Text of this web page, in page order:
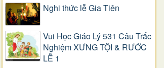
Nghi thức lễ Gia Tiên
Vui Học Giáo Lý 531 Câu Trắc
Nghiệm XƯNG TỘI & RƯỚC
LỄ 1